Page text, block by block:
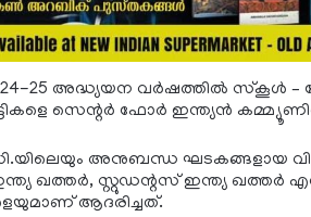
25 അദ്ധ്യയന വര്‍ഷത്തില്‍ സ്‌കൂള്‍ –
സെന്റര്‍ ഫോര്‍ ഇന്ത്യന്‍
അനുബന്ധ ഘടകങ്ങളായ
ഖത്തര്‍, സ്റ്റുഡന്റസ് ഇന്ത്യ ഖത്തര്‍
ആദരിച്ചത്.